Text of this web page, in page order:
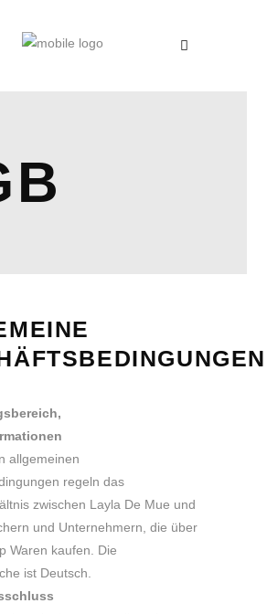
allgemeinen
regeln das
zwischen Layla De Mue und
und Unternehmern, die über
Waren kaufen. Die
ist Deutsch.